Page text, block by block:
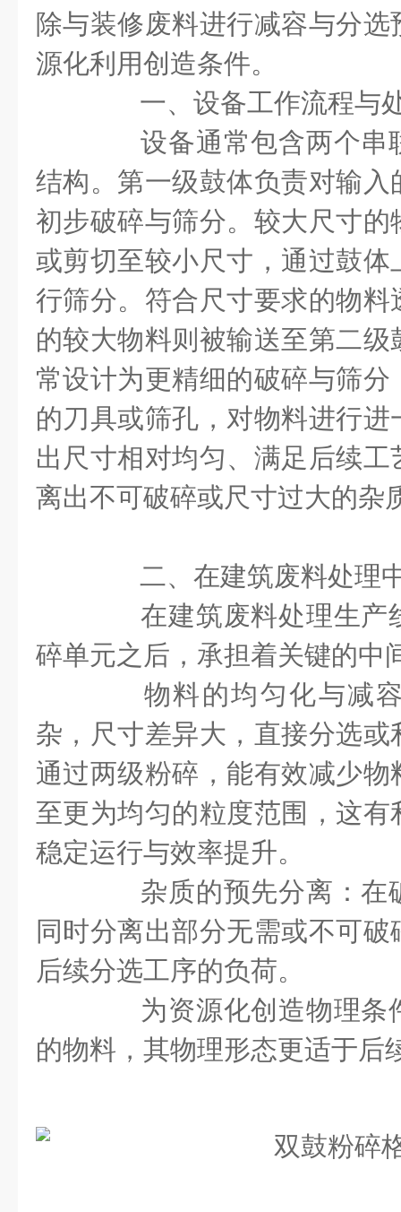
除与装修废料进行减容与分
源化利用创造条件。
一、设备工作流程与
设备通常包含两个串
结构。第一级鼓体负责对输
初步破碎与筛分。较大尺寸
或剪切至较小尺寸，通过鼓
行筛分。符合尺寸要求的物
的较大物料则被输送至第二
常设计为更精细的破碎与筛
的刀具或筛孔，对物料进行
出尺寸相对均匀、满足后续
离出不可破碎或尺寸过大的杂
二、在建筑废料处理
在建筑废料处理生产
碎单元之后，承担着关键的中
物料的均匀化与减容
杂，尺寸差异大，直接分选
通过两级粉碎，能有效减少
至更为均匀的粒度范围，这
稳定运行与效率提升。
杂质的预先分离：在
同时分离出部分无需或不可
后续分选工序的负荷。
为资源化创造物理条
的物料，其物理形态更适于后